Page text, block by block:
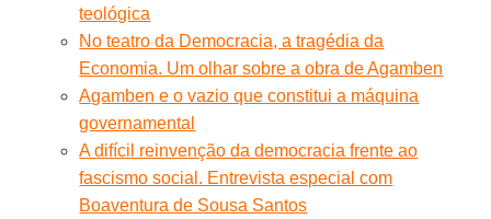
teológica
No teatro da Democracia, a tragédia da
Economia. Um olhar sobre a obra de Agamben
Agamben e o vazio que constitui a máquina
governamental
A difícil reinvenção da democracia frente ao
fascismo social. Entrevista especial com
Boaventura de Sousa Santos